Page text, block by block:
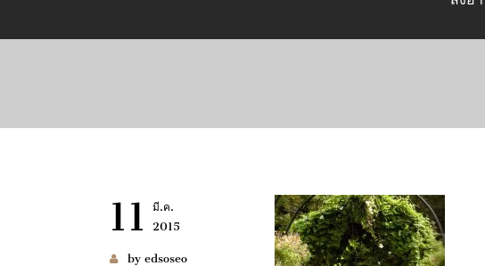
11
มี.ค.
2015
by edsoseo